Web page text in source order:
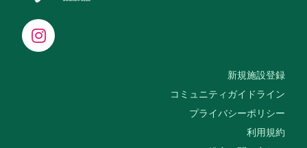
新規施設登録
コミュニティガイドライン
プライバシーポリシー
利用規約